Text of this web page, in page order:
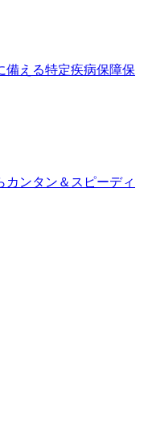
備える特定疾病保障保
カンタン＆スピーディ